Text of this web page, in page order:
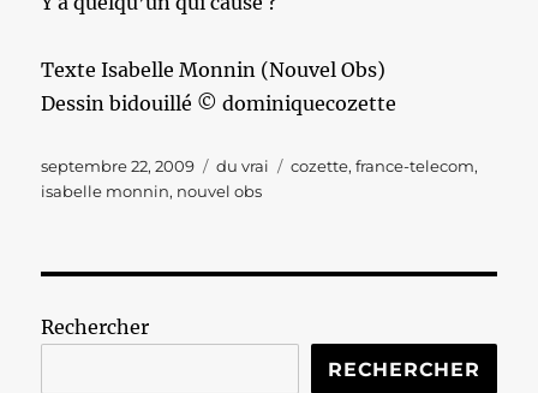
Texte Isabelle Monnin (Nouvel Obs)
Dessin bidouillé © dominiquecozette
Publié
le
septembre 22, 2009 Catégories
du vrai Étiquettes
cozette,france-telecom,
isabelle monnin, nouvel obs
Rechercher
RECHERCHER